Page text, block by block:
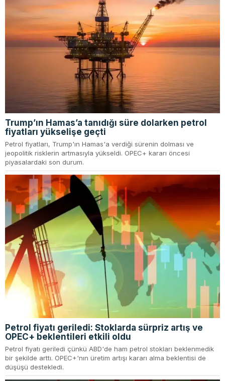
Trump’ın Hamas’a tanıdığı süre dolarken petrol
fiyatları yükselişe geçti
Petrol fiyatları, Trump'ın Hamas'a verdiği sürenin dolması ve
jeopolitik risklerin artmasıyla yükseldi. OPEC+ kararı öncesi
piyasalardaki son durum.
Petrol fiyatı geriledi: Stoklarda sürpriz artış ve
OPEC+ beklentileri etkili oldu
Petrol fiyatı geriledi çünkü ABD'de ham petrol stokları beklenmedik
bir şekilde arttı. OPEC+'nın üretim artışı kararı alma beklentisi de
düşüşü destekledi.